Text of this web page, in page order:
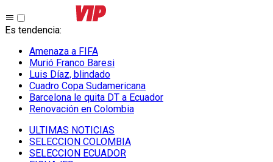
Es tendencia:
Amenaza a FIFA
Murió Franco Baresi
Luis Díaz, blindado
Cuadro Copa Sudamericana
Barcelona le quita DT a Ecuador
Renovación en Colombia
ULTIMAS NOTICIAS
SELECCION COLOMBIA
SELECCION ECUADOR